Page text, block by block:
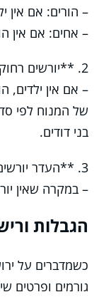
– הורים: אם אין
– אחים: אם אין
2. **יורשים רחוקים**:
– אם אין ילדים,
של המנוח לפי
בני דודים.
3. **העדר יורשים**:
– במקרה שאין
הגבלות
כשמדברים על
גורמים ופרטים